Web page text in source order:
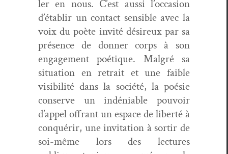
ler en nous. C’est aus­si l’occasion
d’établir un con­tact sen­si­ble avec la
voix du poète invité désireux par sa
présence de don­ner corps à son
engage­ment poé­tique. Mal­gré sa
sit­u­a­tion en retrait et une faible
vis­i­bil­ité dans la société, la poésie
con­serve un indé­ni­able pou­voir
d’appel offrant un espace de lib­erté à
con­quérir, une invi­ta­tion à sor­tir de
soi-même lors des lec­tures